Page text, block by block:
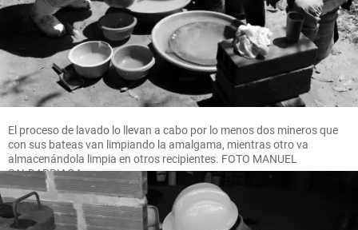
El proceso de lavado lo llevan a cabo por lo menos dos mineros que
con sus bateas van limpiando la amalgama, mientras otro va
almacenándola limpia en otros recipientes. FOTO MANUEL
SALDARRIAGA